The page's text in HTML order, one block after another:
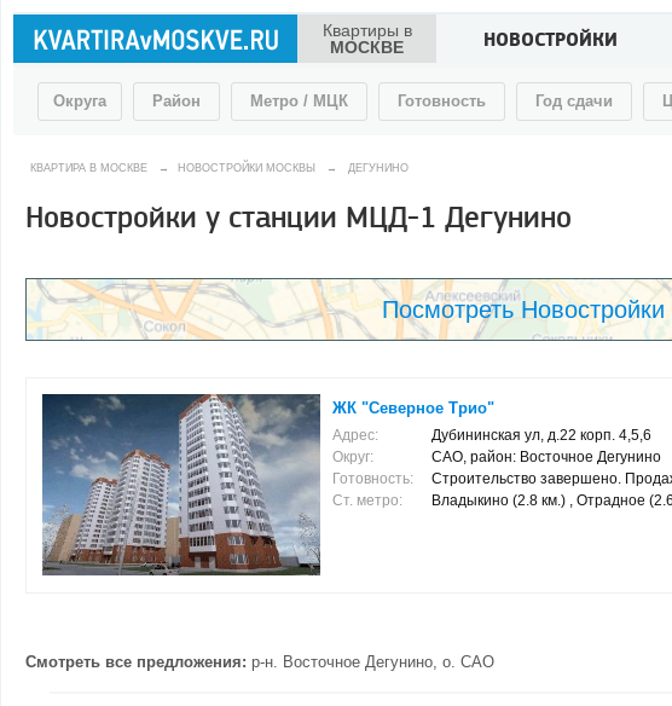
Квартиры в
МОСКВЕ
НОВОСТРОЙКИ
Округа Район Метро / МЦК Готовность Год сдачи
КВАРТИРА В МОСКВЕ → НОВОСТРОЙКИ МОСКВЫ → ДЕГУНИНО
Новостройки у станции МЦД-1 Дегунино
Посмотреть
ЖК "Северное Трио"
Адрес:
Дубининская ул, д.22 корп. 4,5,6
Округ:
САО, район: Восточное Дегунино
Готовность:
Строительство завершено.
Ст. метро:
Владыкино (2.8 км.) , Отрадное
Смотреть все предложения: р-н. Восточное Дегунино, о. САО